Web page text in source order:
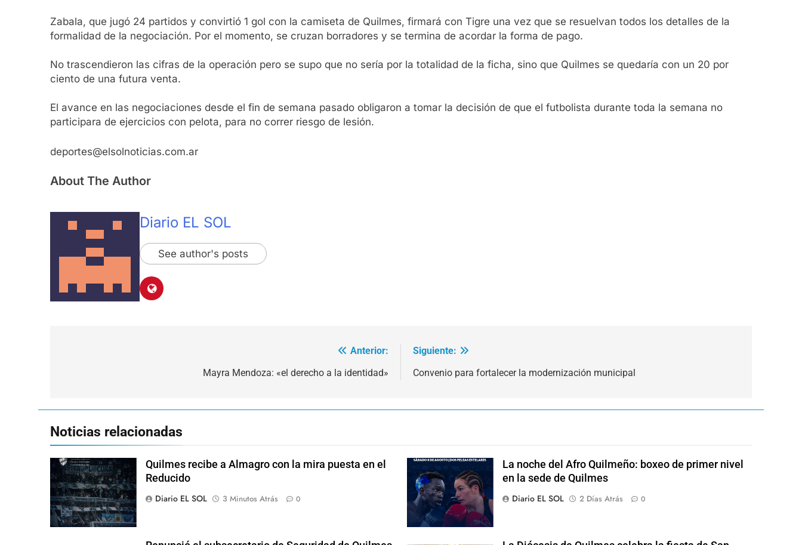
Zabala, que jugó 24 partidos y convirtió 1 gol con la camiseta de Quilmes, firmará con Tigre una vez que se resuelvan todos los detalles de la
formalidad de la negociación. Por el momento, se cruzan borradores y se termina de acordar la forma de pago.
No trascendieron las cifras de la operación pero se supo que no sería por la totalidad de la ficha, sino que Quilmes se quedaría con un 20 por
ciento de una futura venta.
El avance en las negociaciones desde el fin de semana pasado obligaron a tomar la decisión de que el futbolista durante toda la semana no
participara de ejercicios con pelota, para no correr riesgo de lesión.
deportes@elsolnoticias.com.ar
About The Author
Diario EL SOL
See author's posts
Anterior:
Mayra Mendoza: «el derecho a la identidad»
Siguiente:
Convenio para fortalecer la modernización municipal
Noticias relacionadas
Quilmes recibe a Almagro con la mira puesta en el
Reducido
Diario EL SOL
3 Minutos Atrás 0
La noche del Afro Quilmeño: boxeo de primer nivel
en la sede de Quilmes
Diario EL SOL
2 Días Atrás 0